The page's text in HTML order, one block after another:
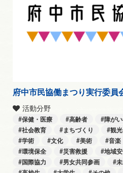
府中市民協働まつり実行委員
活動分野
保健・医療 高齢者 障が
社会教育
まちづくり 観光
学術
文化 美術 音楽
環境保全
災害救援 地域
国際協力
男女共同参画